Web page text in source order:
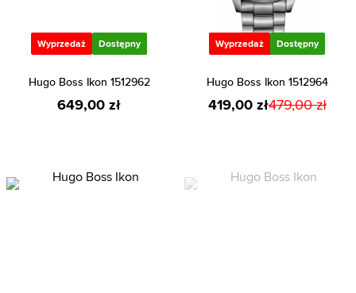
Wyprzedaż Dostępny
Hugo Boss Ikon 1512962
649,00 zł
Wyprzedaż Dostępny
Hugo Boss Ikon 1512964
419,00 zł479,00 zł